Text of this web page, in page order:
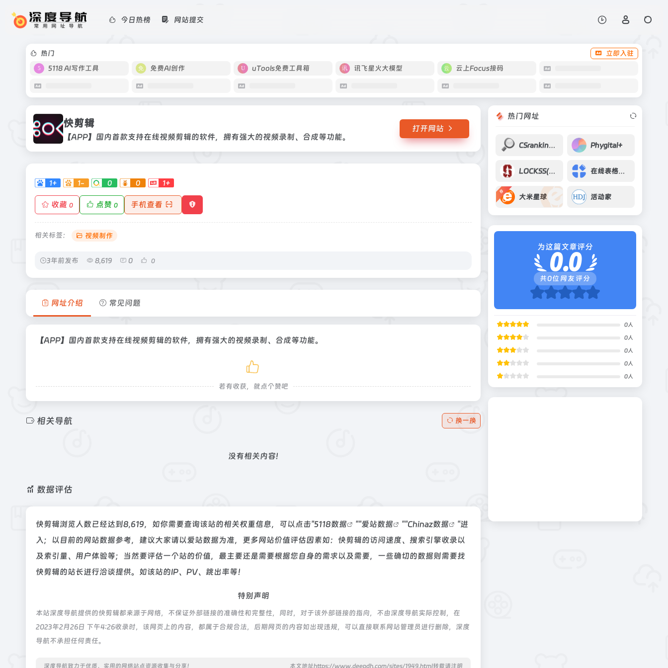
今日热榜 网站提交
热门
立即入驻
5118 AI写作工具
免费AI创作 uTools免费工具箱 讯飞星火大模型 云上Focus接码
快剪辑
【APP】国内首款支持在线视频剪辑的软件，拥有强大的视频录制、合成等功能。
打开网站
1+ 1- 0 0 1+
收藏 0 点赞 0 手机查看
相关标签： 视频制作
3年前发布 8,619 0 0
网址介绍 常见问题
【APP】国内首款支持在线视频剪辑的软件，拥有强大的视频录制、合成等功能。
若有收获，就点个赞吧
相关导航 换一换
没有相关内容!
数据评估
快剪辑浏览人数已经达到8,619，如你需要查询该站的相关权重信息，可以点击"5118数据 ""爱站数据 ""Chinaz数据
"进
入；以目前的网站数据参考，建议大家请以爱站数据为准，更多网站价值评估因素如：快剪辑的访问速度、搜索引擎收录以
及索引量、用户体验等；当然要评估一个站的价值，最主要还是需要根据您自身的需求以及需要，一些确切的数据则需要找
快剪辑的站长进行洽谈提供。如该站的IP、PV、跳出率等！
特别声明
本站深度导航提供的快剪辑都来源于网络，不保证外部链接的准确性和完整性，同时，对于该外部链接的指向，不由深度导航实际控制，在
2023年2月26日 下午4:26收录时，该网页上的内容，都属于合规合法，后期网页的内容如出现违规，可以直接联系网站管理员进行删除，深度
导航不承担任何责任。
深度导航致力于优质、实用的网络站点资源收集与分享！ 本文地址https://www.deepdh.com/sites/1949.html转载请注明
热门网址
CSranking-Computer Science Rankings Phygital+
LOCKSS(Lots of Copies Keep Stuff Safe)联盟 在线表格转换工具
荐
大米星球 活动家
为这篇文章评分
0.0
共0位网友评分
0人
0人
0人
0人
0人